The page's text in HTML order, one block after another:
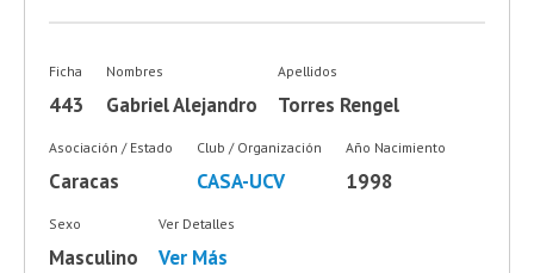
Ficha
443
Nombres
Gabriel Alejandro
Apellidos
Torres Rengel
Asociación / Estado
Caracas
Club / Organización
CASA-UCV
Año Nacimiento
1998
Sexo
Masculino
Ver Detalles
Ver Más